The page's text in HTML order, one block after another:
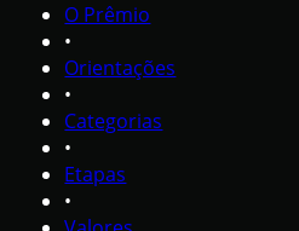
O Prêmio
•
Orientações
•
Categorias
•
Etapas
•